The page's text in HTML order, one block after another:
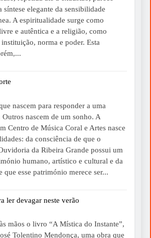
síntese elegante da sensibilidade
A espiritualidade surge como
e autêntica e a religião, como
norma e poder. Esta
nascem para responder a uma
Outros nascem de um sonho. A
Centro de Música Coral e Artes nasce
da consciência de que o
da Ribeira Grande possui um
humano, artístico e cultural e da
que esse património merece ser...
ler devagar neste verão
mãos o livro “A Mística do Instante”,
Tolentino Mendonça, uma obra que